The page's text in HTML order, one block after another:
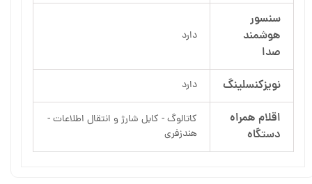
سنسور
هوشمند
صدا
دارد
نویزکنسلینگ دارد
اقلام همراه
دستگاه
کاتالوگ - کابل شارژ و انتقال اطلاعات -
هندزفری